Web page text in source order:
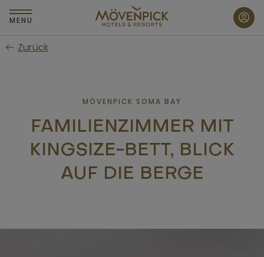
Zum
Hauptinhalt
MENU
Zurück
MÖVENPICK SOMA BAY
FAMILIENZIMMER MIT
KINGSIZE-BETT, BLICK
AUF DIE BERGE